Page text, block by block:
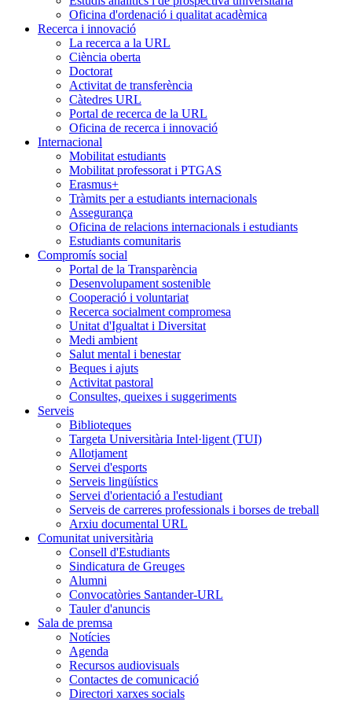
Oficina d'ordenació i qualitat acadèmica
Recerca i innovació
La recerca a la URL
Ciència oberta
Doctorat
Activitat de transferència
Càtedres URL
Portal de recerca de la URL
Oficina de recerca i innovació
Internacional
Mobilitat estudiants
Mobilitat professorat i PTGAS
Erasmus+
Tràmits per a estudiants internacionals
Assegurança
Oficina de relacions internacionals i estudiants
Estudiants comunitaris
Compromís social
Portal de la Transparència
Desenvolupament sostenible
Cooperació i voluntariat
Recerca socialment compromesa
Unitat d'Igualtat i Diversitat
Medi ambient
Salut mental i benestar
Beques i ajuts
Activitat pastoral
Consultes, queixes i suggeriments
Serveis
Biblioteques
Targeta Universitària Intel·ligent (TUI)
Allotjament
Servei d'esports
Serveis lingüístics
Servei d'orientació a l'estudiant
Serveis de carreres professionals i borses de treball
Arxiu documental URL
Comunitat universitària
Consell d'Estudiants
Sindicatura de Greuges
Alumni
Convocatòries Santander-URL
Tauler d'anuncis
Sala de premsa
Notícies
Agenda
Recursos audiovisuals
Contactes de comunicació
Directori xarxes socials